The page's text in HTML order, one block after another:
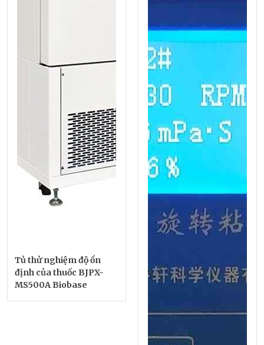
Tủ thử nghiệm độ ổn
định của thuốc BJPX-
MS500A Biobase